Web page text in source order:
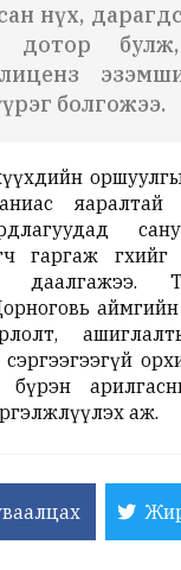
нүх,
дотор
болгожээ.
яаралтай
гаргаж
даалгажээ.
сэргээгээгүй
бүрэн
аж.